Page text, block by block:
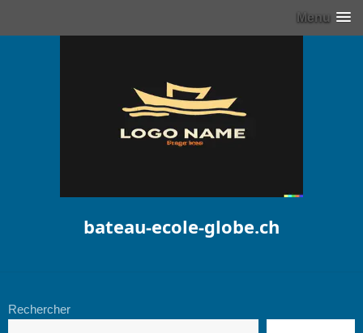
Menu
bateau-ecole-globe.ch
Rechercher